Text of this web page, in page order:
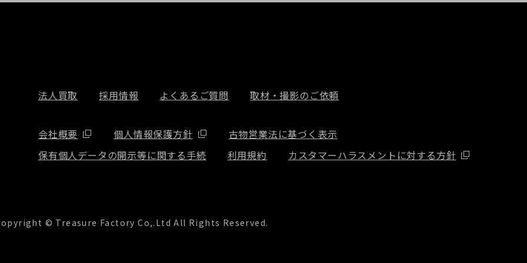
法人買取 採用情報 よくあるご質問 取材・撮影のご依頼
会社概要 個人情報保護方針
古物営業法に基づく表示
保有個人データの開示等に関する手続
利用規約 カスタマーハラスメントに対する方針
© Treasure Factory Co,.Ltd All Rights Reserved.